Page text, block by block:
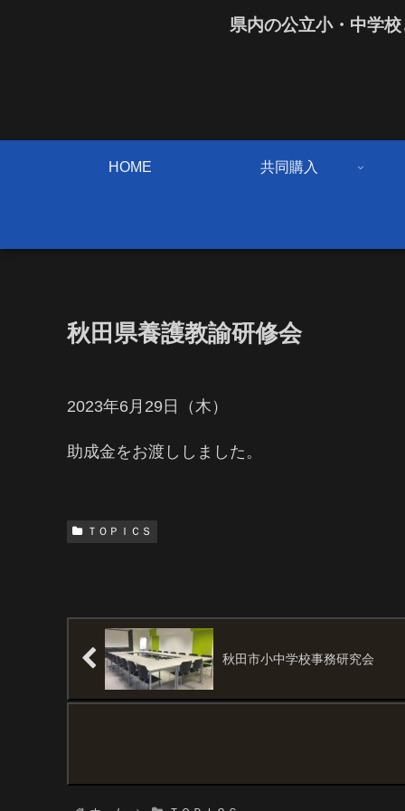
県内の公立小・中学
HOME 共同購入
秋田県養護教諭研修会
2023年6月29日（木）
助成金をお渡ししました。
ＴＯＰＩＣＳ
秋田市小中学校事務研究会